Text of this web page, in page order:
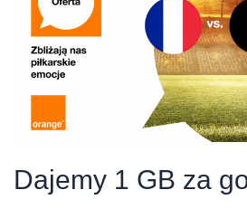
Dajemy 1 GB za